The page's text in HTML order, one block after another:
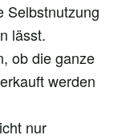
Selbstnutzung
lässt.
ob die ganze
werden
nur